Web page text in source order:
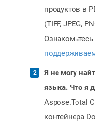
продуктов в
(TIFF, JPEG,
Я не могу
языка. Что я
Aspose.Total
контейнера